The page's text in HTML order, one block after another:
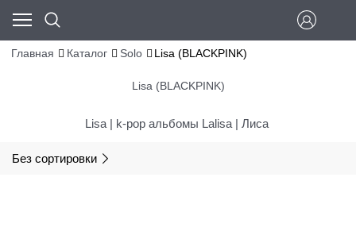
Главная Каталог Solo Lisa (BLACKPINK)
Lisa (BLACKPINK)
Lisa | k-pop альбомы Lalisa | Лиса
Без сортировки